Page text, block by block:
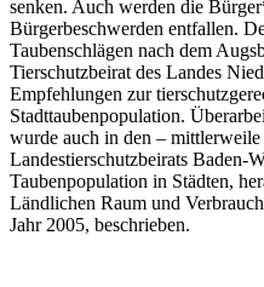
senken. Auch werden die
Bürgerbeschwerden entfallen.
Taubenschlägen nach dem
Tierschutzbeirat des Landes
Empfehlungen zur
Stadttaubenpopulation.
wurde auch in den –
Landestierschutzbeirats Baden-
Taubenpopulation in Städten,
Ländlichen Raum und
Jahr 2005, beschrieben.